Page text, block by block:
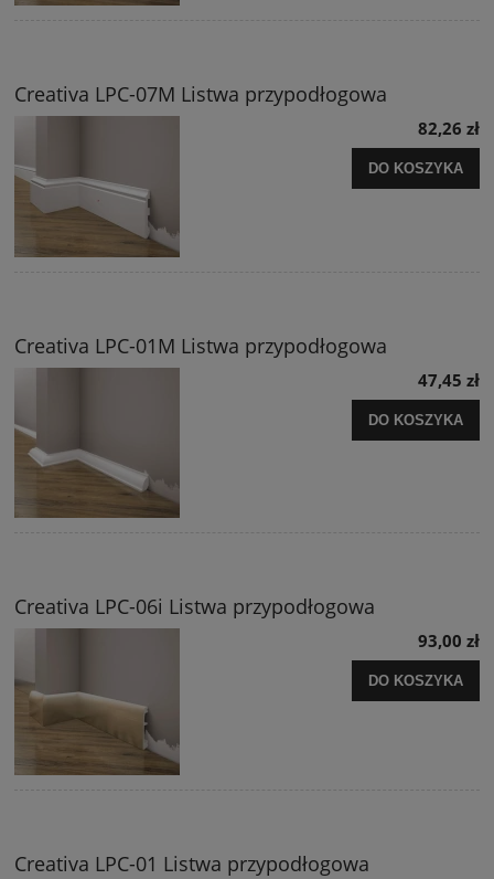
Creativa LPC-07M Listwa przypodłogowa
82,26 zł
DO KOSZYKA
Creativa LPC-01M Listwa przypodłogowa
47,45 zł
DO KOSZYKA
Creativa LPC-06i Listwa przypodłogowa
93,00 zł
DO KOSZYKA
Creativa LPC-01 Listwa przypodłogowa